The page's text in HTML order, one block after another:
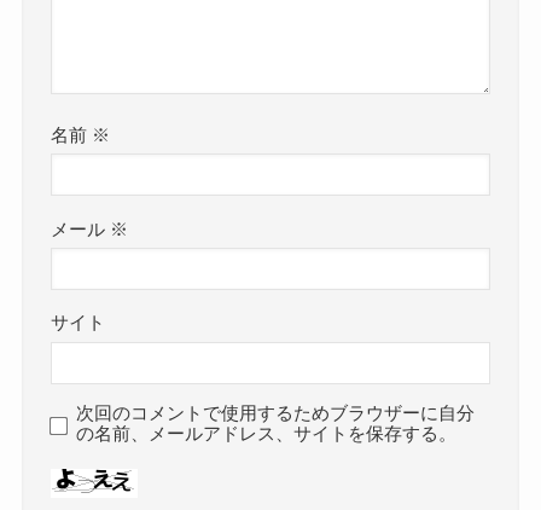
名前 ※
メール ※
サイト
次回のコメントで使用するためブラウザーに自分
の名前、メールアドレス、サイトを保存する。